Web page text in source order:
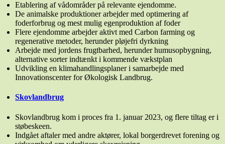
Etablering af vådområder på relevante ejendomme.
De animalske produktioner arbejder med optimering af
foderforbrug og mest mulig egenproduktion af foder
Flere ejendomme arbejder aktivt med Carbon farming og
regenerative metoder, herunder pløjefri dyrkning
Arbejde med jordens frugtbarhed, herunder humusopbygning,
alternative sorter indtænkt i kommende vækstplan
Udvikling en klimahandlingsplaner i samarbejde med
Innovationscenter for Økologisk Landbrug.
Skovlandbrug
Skovlandbrug kom i proces fra 1. januar 2023, og flere tiltag er i
støbeskeen.
Indgået aftaler med andre aktører, lokal borgerdrevet forening og